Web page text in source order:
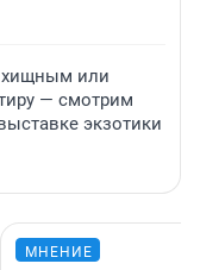
хищным или
— смотрим
экзотики
МНЕНИЕ